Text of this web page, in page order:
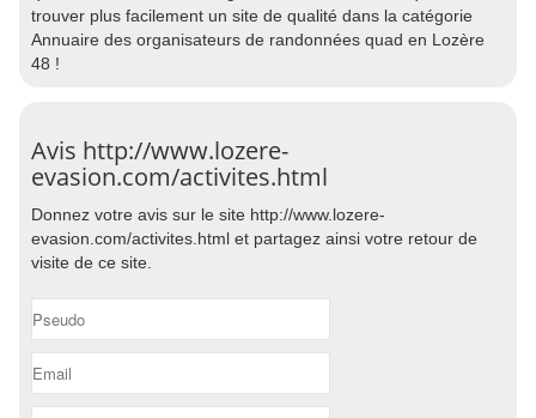
trouver plus facilement un site de qualité dans la catégorie
Annuaire des organisateurs de randonnées quad en Lozère
48 !
Avis http://www.lozere-
evasion.com/activites.html
Donnez votre avis sur le site http://www.lozere-
evasion.com/activites.html et partagez ainsi votre retour de
visite de ce site.